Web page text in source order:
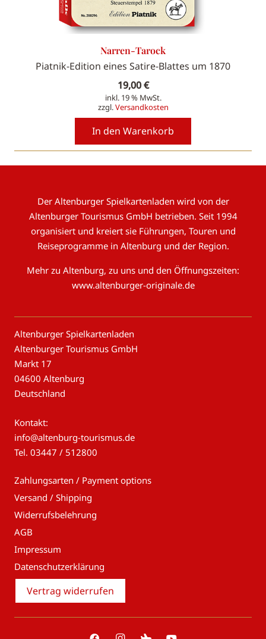
Narren-Tarock
Piatnik-Edition eines Satire-Blattes um 1870
19,00€
inkl. 19 % MwSt.
zzgl.Versandkosten
In den Warenkorb
Der Altenburger Spielkartenladen wird von der
Altenburger Tourismus GmbH betrieben. Seit 1994
organisiert und kreiert sie Führungen, Touren und
Reiseprogramme in Altenburg und der Region.
Mehr zu Altenburg, zu uns und den Öffnungszeiten:
www.altenburger-originale.de
Altenburger Spielkartenladen
Altenburger Tourismus GmbH
Markt 17
04600 Altenburg
Deutschland
Kontakt:
info@altenburg-tourismus.de
Tel. 03447 / 512800
Zahlungsarten / Payment options
Versand / Shipping
Widerrufsbelehrung
AGB
Impressum
Datenschutzerklärung
Vertrag widerrufen